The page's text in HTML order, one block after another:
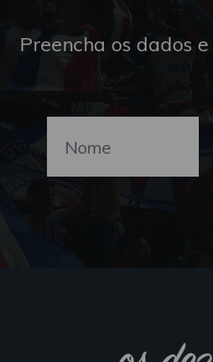
Preencha os dados